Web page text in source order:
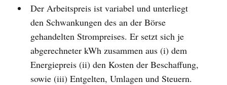
Der Arbeitspreis ist variabel und unterliegt
den Schwankungen des an der Börse
gehandelten Strompreises. Er setzt sich je
abgerechneter kWh zusammen aus (i) dem
Energiepreis (ii) den Kosten der Beschaffung,
sowie (iii) Entgelten, Umlagen und Steuern.